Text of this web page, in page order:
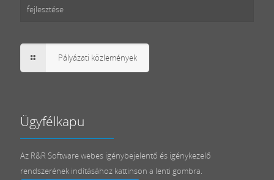
fejlesztése
Pályázati közlemények
Ügyfélkapu
Az R&R Software webes igénybejelentő és igénykezelő
rendszerének indításához kattinson a lenti gombra.